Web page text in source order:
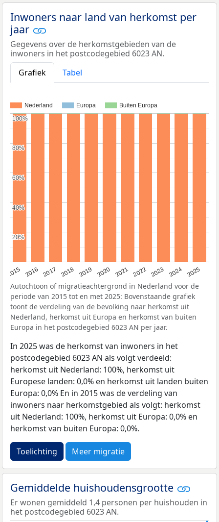
Inwoners naar land van herkomst per
jaar
Gegevens over de herkomstgebieden van de
inwoners in het postcodegebied 6023 AN.
Grafiek
Tabel
Nederland Europa Buiten Europa
2015 2016 2017 2018 2019 2020 2021 2022 2023 2024 2025
20%
20%
40%
40%
60%
60%
80%
80%
100%
100%
Autochtoon of migratieachtergrond in Nederland voor de
periode van 2015 tot en met 2025: Bovenstaande grafiek
toont de verdeling van de bevolking naar herkomst uit
Nederland, herkomst uit Europa en herkomst van buiten
Europa in het postcodegebied 6023 AN per jaar.
In 2025 was de herkomst van inwoners in het
postcodegebied 6023 AN als volgt verdeeld:
herkomst uit Nederland: 100%, herkomst uit
Europese landen: 0,0% en herkomst uit landen buiten
Europa: 0,0% En in 2015 was de verdeling van
inwoners naar herkomstgebied als volgt: herkomst
uit Nederland: 100%, herkomst uit Europa: 0,0% en
herkomst van buiten Europa: 0,0%.
Toelichting Meer migratie
Gemiddelde huishoudensgrootte
Er wonen gemiddeld 1,4 personen per huishouden in
het postcodegebied 6023 AN.